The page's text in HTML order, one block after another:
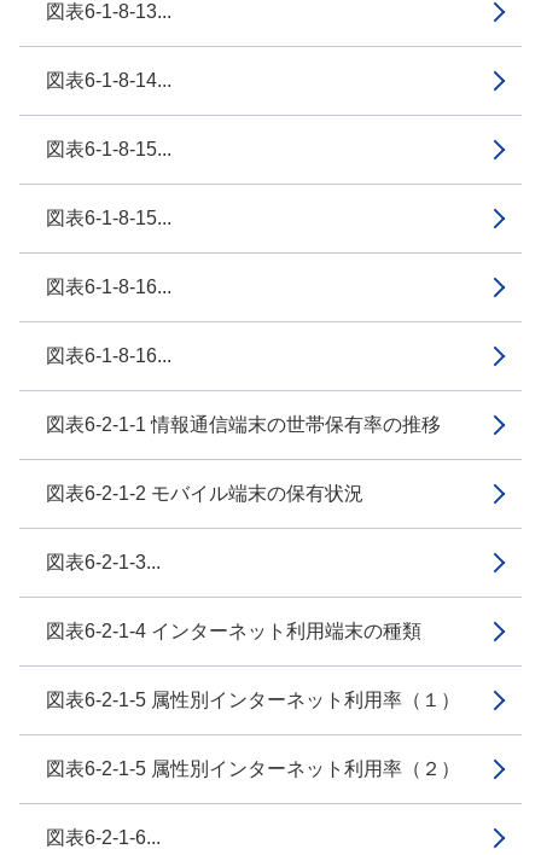
図表6-1-8-13...
図表6-1-8-14...
図表6-1-8-15...
図表6-1-8-15...
図表6-1-8-16...
図表6-1-8-16...
図表6-2-1-1 情報通信端末の世帯保有率の推移
図表6-2-1-2 モバイル端末の保有状況
図表6-2-1-3...
図表6-2-1-4 インターネット利用端末の種類
図表6-2-1-5 属性別インターネット利用率（１）
図表6-2-1-5 属性別インターネット利用率（２）
図表6-2-1-6...